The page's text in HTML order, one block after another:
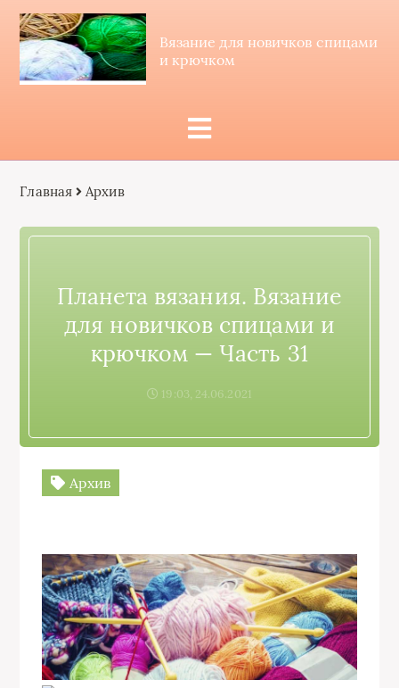
Вязание для новичков спицами
и крючком
Главная Архив
Планета вязания. Вязание
для новичков спицами и
крючком — Часть 31
19:03, 24.06.2021
Архив